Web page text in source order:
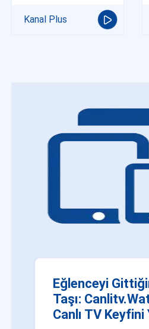
Kanal Plus
Eğlenceyi
Taşı:
Canlı TV Keyfini